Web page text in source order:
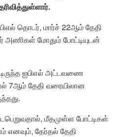
தொடர், மார்ச் 22ஆம் தேதி
மோதும் போட்டியுடன்
ஐபிஎல் அட்டவணை
7ஆம் தேதி வரையிலான
மீதமுள்ள போட்டிகள்
எனவும், தேர்தல் தேதி